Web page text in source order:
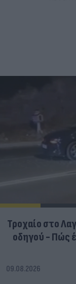
Τροχαίο στο
οδηγού - Πώς
09.08.2026